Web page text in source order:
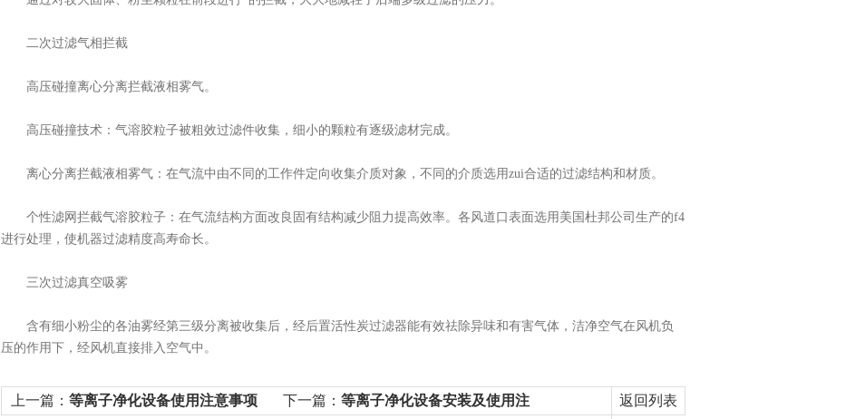
二次过滤气相拦截
高压碰撞离心分离拦截液相雾气。
高压碰撞技术：气溶胶粒子被粗效过滤件收集，细小的颗粒有逐级滤材完成。
离心分离拦截液相雾气：在气流中由不同的工作件定向收集介质对象，不同的介质选用zui合适的过滤结构和材质。
个性滤网拦截气溶胶粒子：在气流结构方面改良固有结构减少阻力提高效率。各风道口表面选用美国杜邦公司生产的f4
进行处理，使机器过滤精度高寿命长。
三次过滤真空吸雾
含有细小粉尘的各油雾经第三级分离被收集后，经后置活性炭过滤器能有效祛除异味和有害气体，洁净空气在风机负
压的作用下，经风机直接排入空气中。
上一篇： 等离子净化设备使用注意事项 下一篇： 等离子净化设备安装及使用注
返回列表